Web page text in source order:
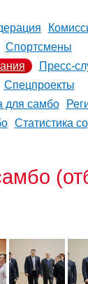
Спортсмены
Пресс-
Спецпроекты
для самбо
Статистика